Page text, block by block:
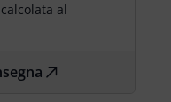
al